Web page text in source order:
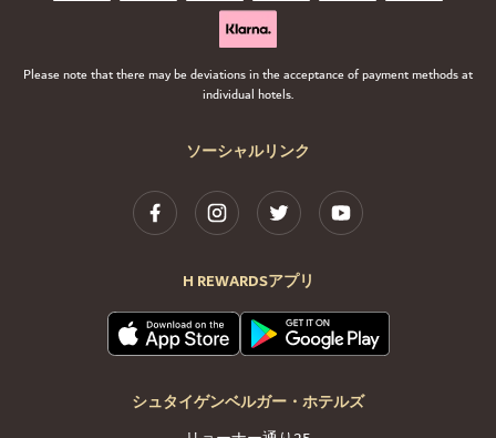
ソーシャルリンク
H REWARDSアプリ
シュタイゲンベルガー・ホテルズ
Please note that there may be deviations in the acceptance of payment methods at
individual hotels.